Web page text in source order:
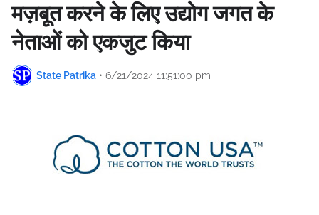
मज़बूत करने के लिए उद्योग जगत के
नेताओं को एकजुट किया
State Patrika • 6/21/2024 11:51:00 pm